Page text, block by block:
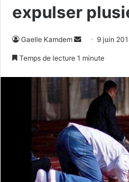
expulser
Gaelle Kamdem
Envoyer9 juin
Temps de lecture 1 minute